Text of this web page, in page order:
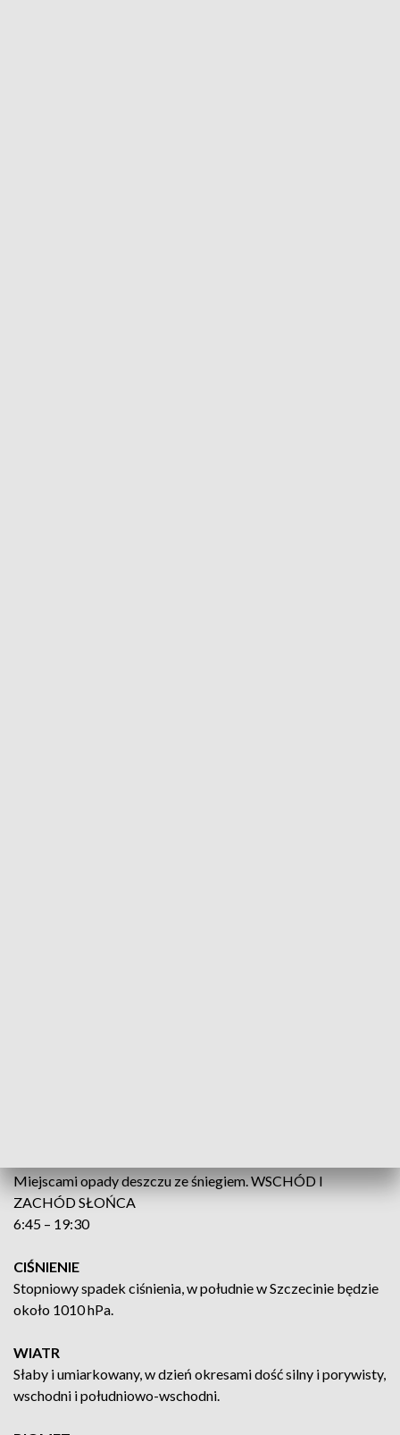
Miejscami opady deszczu ze śniegiem. WSCHÓD I
ZACHÓD SŁOŃCA
6:45 – 19:30
CIŚNIENIE
Stopniowy spadek ciśnienia, w południe w Szczecinie będzie
około 1010 hPa.
WIATR
Słaby i umiarkowany, w dzień okresami dość silny i porywisty,
wschodni i południowo-wschodni.